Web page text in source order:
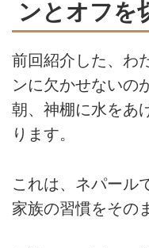
ンとオフを
前回紹介した、 わ
ンに欠かせないの
朝、神棚に水をあ
ります。
これは、ネパール
家族の習慣をその